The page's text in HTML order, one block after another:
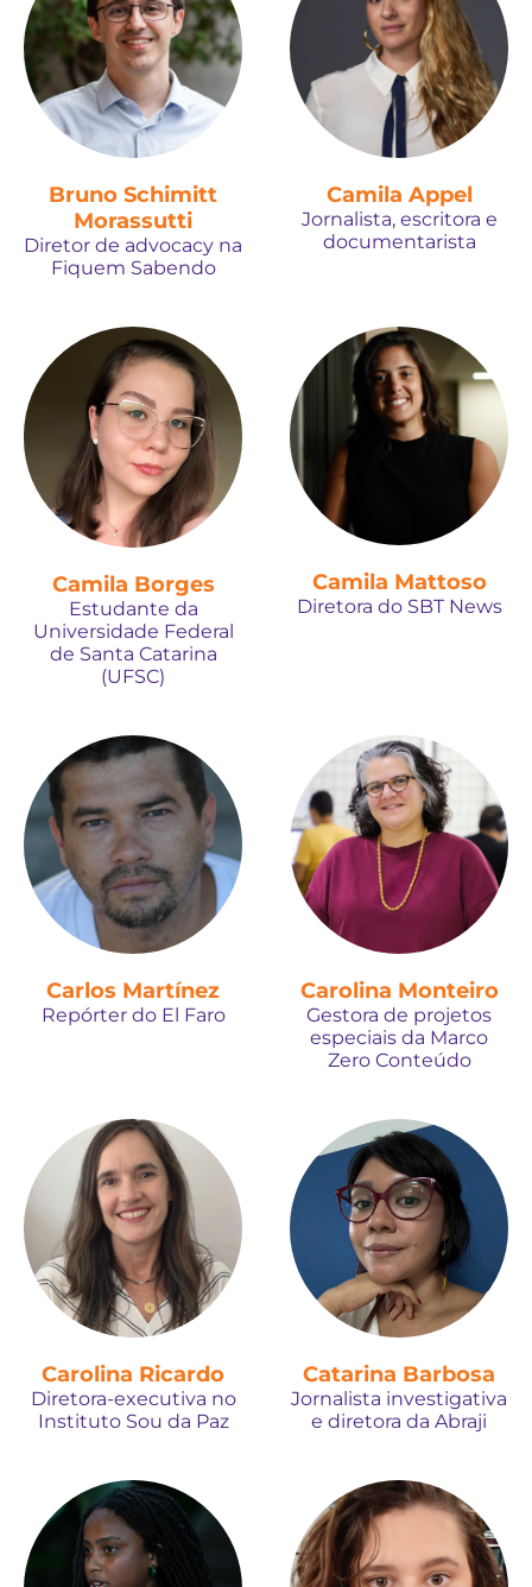
Bruno Schimitt
Morassutti
Diretor de advocacy na
Fiquem Sabendo
Camila Appel
Jornalista, escritora e
documentarista
Camila Borges
Estudante da
Universidade Federal
de Santa Catarina
(UFSC)
Camila Mattoso
Diretora do SBT News
Carlos Martínez
Repórter do El Faro
Carolina Monteiro
Gestora de projetos
especiais da Marco
Zero Conteúdo
Carolina Ricardo
Diretora-executiva no
Instituto Sou da Paz
Catarina Barbosa
Jornalista investigativa
e diretora da Abraji